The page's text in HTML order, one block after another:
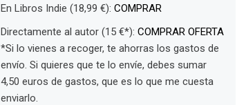
En Libros Indie (18,99 €):COMPRAR
Directamente al autor (15 €*):COMPRAR OFERTA
*Si lo vienes a recoger, te ahorras los gastos de
envío. Si quieres que te lo envíe, debes sumar
4,50 euros de gastos, que es lo que me cuesta
enviarlo.